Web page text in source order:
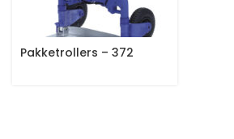
Pakketrollers – 372